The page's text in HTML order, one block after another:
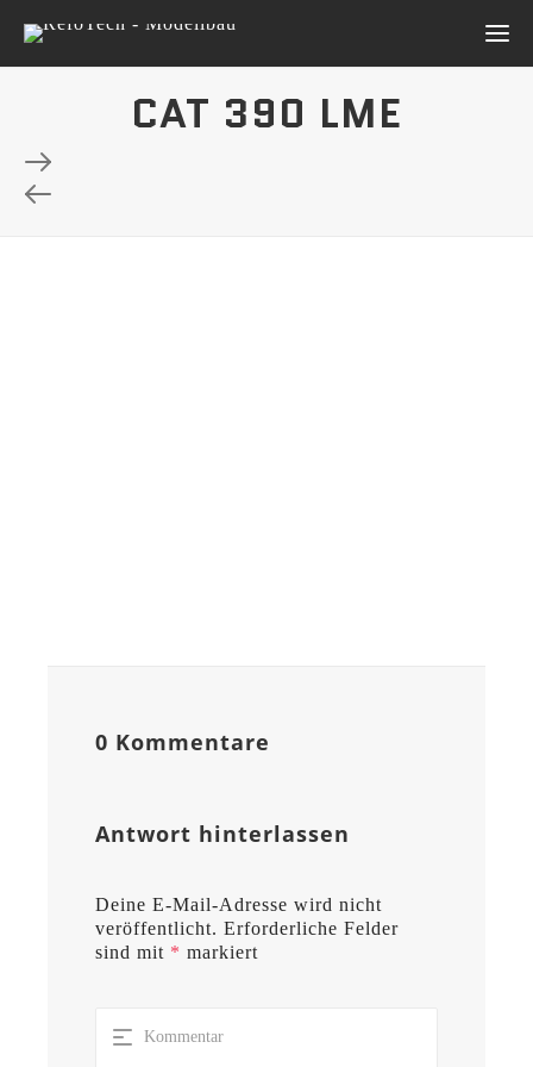
CAT 390 LME
0 Kommentare
Antwort hinterlassen
Deine E-Mail-Adresse wird nicht
veröffentlicht. Erforderliche Felder
sind mit * markiert